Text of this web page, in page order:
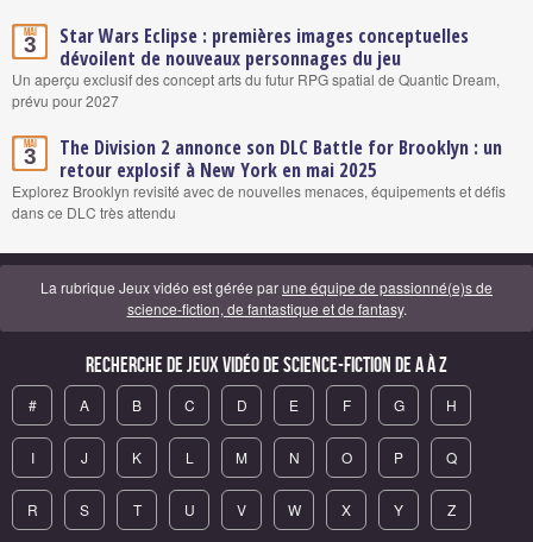
Mai
3
Star Wars Eclipse : premières images conceptuelles
dévoilent de nouveaux personnages du jeu
Un aperçu exclusif des concept arts du futur RPG spatial de Quantic Dream,
prévu pour 2027
Mai
3
The Division 2 annonce son DLC Battle for Brooklyn : un
retour explosif à New York en mai 2025
Explorez Brooklyn revisité avec de nouvelles menaces, équipements et défis
dans ce DLC très attendu
La rubrique Jeux vidéo est gérée parune équipe de passionné(e)s de
science-fiction, de fantastique et de fantasy.
Recherche de Jeux vidéo de science-fiction de A à Z
# A B C D E F G H
I J K L M N O P Q
R S T U V W X Y Z